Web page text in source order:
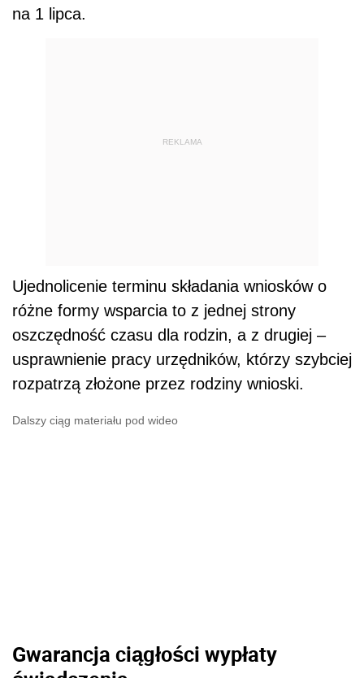
na 1 lipca.
REKLAMA
Ujednolicenie terminu składania wniosków o
różne formy wsparcia to z jednej strony
oszczędność czasu dla rodzin, a z drugiej –
usprawnienie pracy urzędników, którzy szybciej
rozpatrzą złożone przez rodziny wnioski.
Dalszy ciąg materiału pod wideo
Gwarancja ciągłości wypłaty